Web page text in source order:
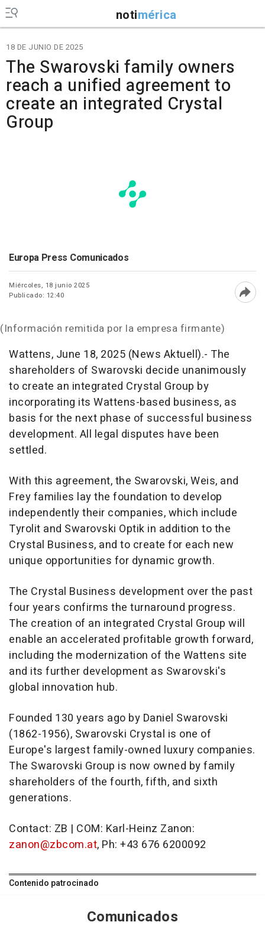
notimérica
18 DE JUNIO DE 2025
The Swarovski family owners
reach a unified agreement to
create an integrated Crystal
Group
Europa Press Comunicados
Miércoles, 18 junio 2025
Publicado: 12:40
(Información remitida por la empresa firmante)
Wattens, June 18, 2025 (News Aktuell).- The
shareholders of Swarovski decide unanimously
to create an integrated Crystal Group by
incorporating its Wattens-based business, as
basis for the next phase of successful business
development. All legal disputes have been
settled.
With this agreement, the Swarovski, Weis, and
Frey families lay the foundation to develop
independently their companies, which include
Tyrolit and Swarovski Optik in addition to the
Crystal Business, and to create for each new
unique opportunities for dynamic growth.
The Crystal Business development over the past
four years confirms the turnaround progress.
The creation of an integrated Crystal Group will
enable an accelerated profitable growth forward,
including the modernization of the Wattens site
and its further development as Swarovski's
global innovation hub.
Founded 130 years ago by Daniel Swarovski
(1862-1956), Swarovski Crystal is one of
Europe's largest family-owned luxury companies.
The Swarovski Group is now owned by family
shareholders of the fourth, fifth, and sixth
generations.
Contact: ZB | COM: Karl-Heinz Zanon:
zanon@zbcom.at, Ph: +43 676 6200092
Contenido patrocinado
Comunicados